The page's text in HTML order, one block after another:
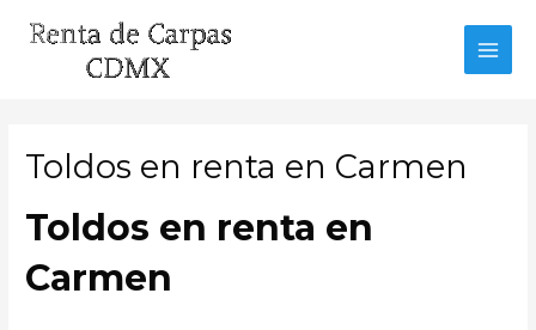
Toldos en renta en Carmen
Toldos en renta en
Carmen